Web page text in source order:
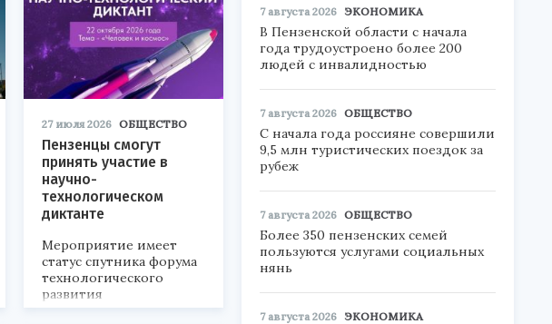
27 июля 2026 ОБЩЕСТВО
Пензенцы смогут
принять участие в
научно-
технологическом
диктанте
Мероприятие имеет
статус спутника форума
технологического
развития
«Технопром-2026».
7 августа 2026 ЭКОНОМИКА
В Пензенской области с начала
года трудоустроено более 200
людей с инвалидностью
7 августа 2026 ОБЩЕСТВО
С начала года россияне совершили
9,5 млн туристических поездок за
рубеж
7 августа 2026 ОБЩЕСТВО
Более 350 пензенских семей
пользуются услугами социальных
нянь
7 августа 2026 ЭКОНОМИКА